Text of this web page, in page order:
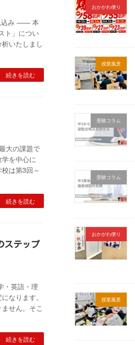
込み —— 本
ト」につい
いたしまし
続きを読む
大の課題で
を中心に
は第3回～
続きを読む
ステップ
・英語・理
なります。
せん。そこ
続きを読む
おかがわ便り
授業風景
受験コラム
受験コラム
おかがわ便り
授業風景